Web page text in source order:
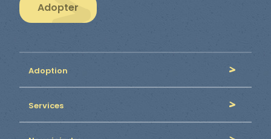
Adopter
Adoption
Services